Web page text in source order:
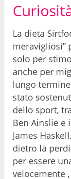
La dieta
meravigliosi”
solo per
anche per
lungo
stato
dello sport,
Ben Ainslie e
James
dietro la
per essere
velocemente